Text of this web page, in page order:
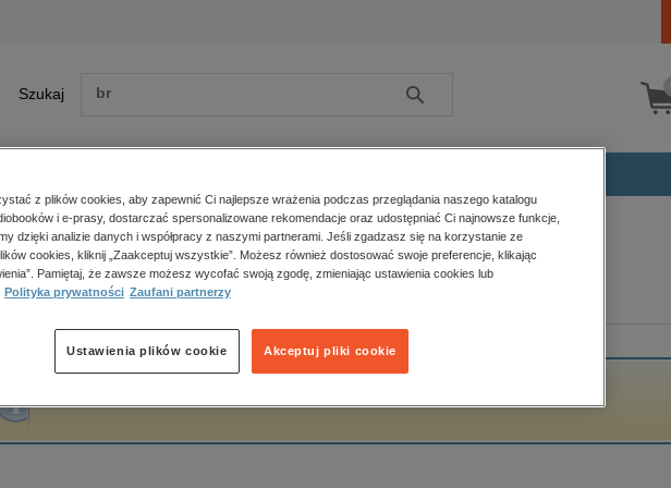
Szukaj Szukaj
Zobacz wszystkie E-prasa
polityka, społeczno-informacyjne
psychologiczne
popularno-naukowe
historia
główna Peter Robb
Robb
z plików cookies, aby zapewnić Ci najlepsze wrażenia podczas przeglądania naszego katalogu
i e-prasy, dostarczać spersonalizowane rekomendacje oraz udostępniać Ci najnowsze funkcje,
dzięki analizie danych i współpracy z naszymi partnerami. Jeśli zgadzasz się na korzystanie ze
cookies, kliknij „Zaakceptuj wszystkie”. Możesz również dostosować swoje preferencje, klikając
Pamiętaj, że zawsze możesz wycofać swoją zgodę, zmieniając ustawienia cookies lub
Polityka prywatności Zaufani partnerzy
Akceptuj pliki cookie
Ustawienia plików cookie